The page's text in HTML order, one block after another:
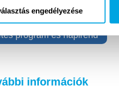
engedélyezése
várnak! Az Őszi tábor
program és napirend
információk